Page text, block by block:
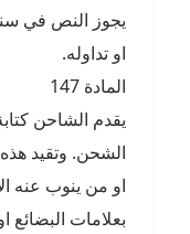
يجوز النص في
او تداوله.
المادة 147
يقدم الشاحن
الشحن. وتقيد
او من ينوب عنه
بعلامات البضائع